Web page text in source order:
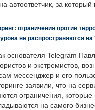
автоответчик, за
ограничения против
не распространяются на
основателя Telegram
и экстремистов,
мессенджер и его
заявили, что на
ограничения, которые
на самого